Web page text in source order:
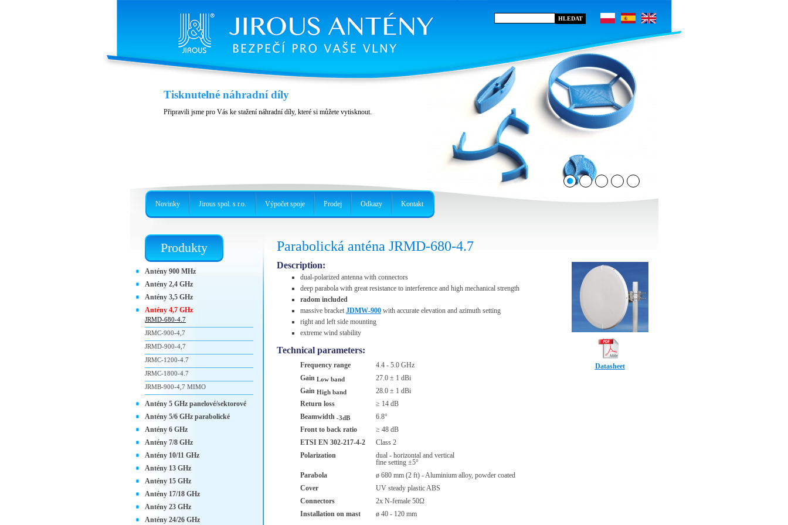
Kryt JH-LHG
Kryt pro jednotky RBLHG
Tisknutelné náhradní díly
Připravili jsme pro Vás ke stažení náhradní díly, které si můžete vytisknout.
Parabolická anténa JRMD-680-4.7
Datasheet
Description:
dual-polarized antenna with connectors
deep parabola with great resistance to interference and high mechanical strength
radom included
massive bracket JDMW-900 with accurate elevation and azimuth setting
right and left side mounting
extreme wind stability
Technical parameters:
Frequency range
4.4 - 5.0 GHz
Gain Low band
27.0 ± 1 dBi
Gain High band
28.0 ± 1 dBi
Return loss
≥ 14 dB
Beamwidth -3dB
6.8°
Front to back ratio
≥ 48 dB
ETSI EN 302-217-4-2
Class 2
Polarization
dual - horizontal and vertical
fine setting ±5°
Parabola
ø 680 mm (2 ft) - Aluminium alloy, powder coated
Cover
UV steady plastic ABS
Connectors
2x N-female 50Ω
Installation on mast
ø 40 - 120 mm
Produkty
Antény 900 MHz
Antény 2,4 GHz
Antény 3,5 GHz
Antény 4,7 GHz
JRMD-680-4.7
JRMC-900-4,7
JRMD-900-4,7
JRMC-1200-4.7
JRMC-1800-4.7
JRMB-900-4,7 MIMO
Antény 5 GHz panelové/sektorové
Antény 5/6 GHz parabolické
Antény 6 GHz
Antény 7/8 GHz
Antény 10/11 GHz
Antény 13 GHz
Antény 15 GHz
Antény 17/18 GHz
Antény 23 GHz
Antény 24/26 GHz
Novinky Jirous spol. s r.o. Výpočet spoje Prodej Odkazy Kontakt